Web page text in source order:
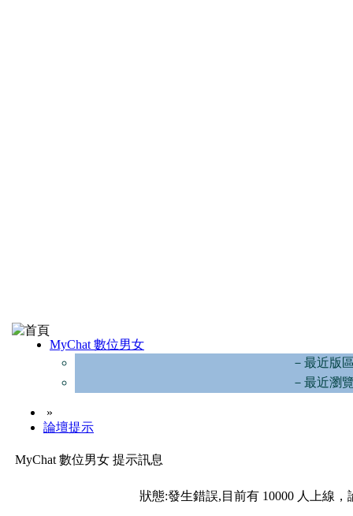
MyChat 數位男女
－最近版
－最近瀏
»
論壇提示
MyChat 數位男女 提示訊息
狀態:發生錯誤,目前有 10000 人上線